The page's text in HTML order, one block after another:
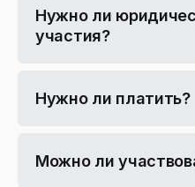
Нужно ли
участия?
Нужно ли платить?
Можно ли